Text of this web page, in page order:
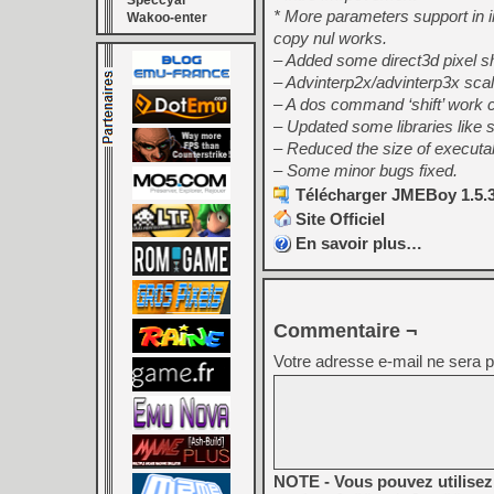
Wakoo-enter
* More parameters support in
copy nul works.
– Added some direct3d pixel
– Advinterp2x/advinterp3x
– A dos command ‘shift’ work
– Updated some libraries like
– Reduced the size of
– Some minor bugs fixed.
Télécharger JMEBoy
Site Officiel
En savoir plus…
Commentaire ¬
Votre adresse e-mail ne sera
NOTE - Vous pouvez